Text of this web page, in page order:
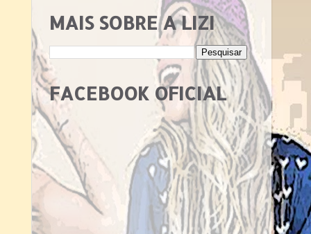
MAIS SOBRE A LIZI
FACEBOOK OFICIAL